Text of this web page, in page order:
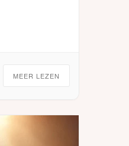
met alle
van
of Bliss is
MEER LEZEN